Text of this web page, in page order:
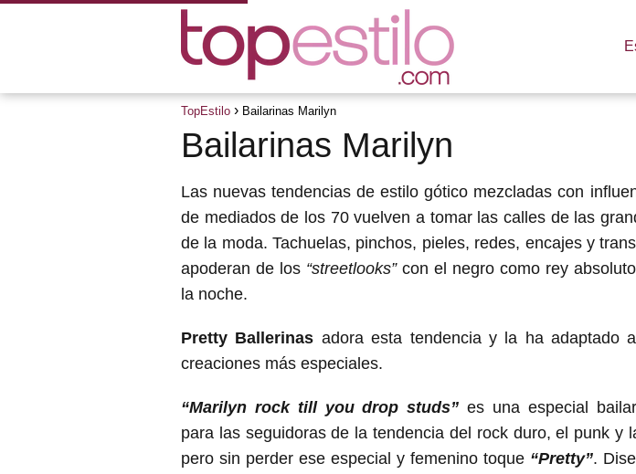
TopEstilo Bailarinas Marilyn
Bailarinas Marilyn
Las nuevas tendencias de estilo gótico mezcladas con
de mediados de los 70 vuelven a tomar las calles de las
de la moda. Tachuelas, pinchos, pieles, redes, encajes y
apoderan de los “streetlooks”con el negro como rey
la noche.
Pretty Ballerinas adora esta tendencia y la ha adaptado
creaciones más especiales.
“Marilyn rock till you drop studs”es una especial
para las seguidoras de la tendencia del rock duro, el punk y
pero sin perder ese especial y femenino toque “Pretty”.